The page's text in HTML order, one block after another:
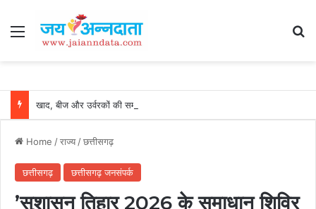
Menu
Home /राज्य/छत्तीसगढ़
छत्तीसगढ़ छत्तीसगढ़ जनसंपर्क
’सुशासन तिहार 2026 के समाधान शिविर